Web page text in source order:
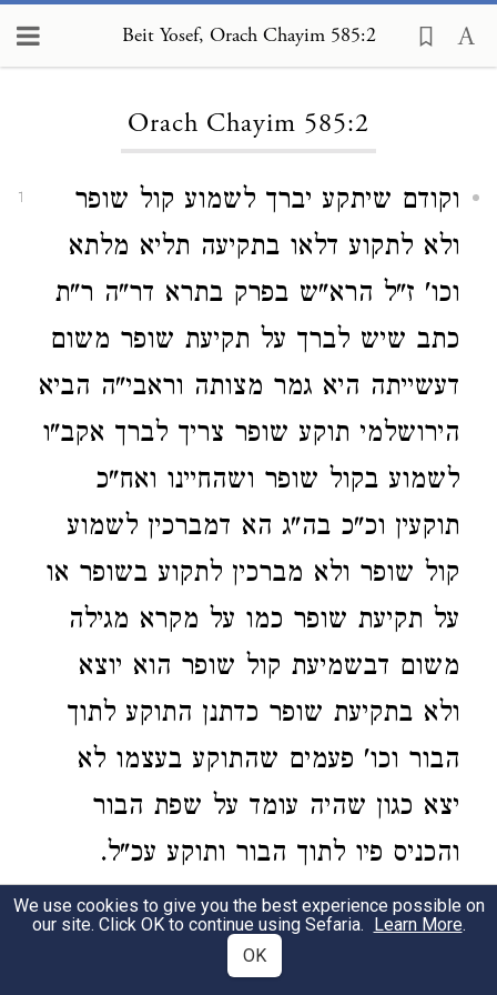
Beit Yosef, Orach Chayim 585:2
Orach Chayim 585:2
1
וקודם שיתקע יברך לשמוע קול שופר
ולא לתקוע דלאו בתקיעה תליא מלתא
וכו' ז"ל הרא"ש בפרק בתרא דר"ה ר"ת
כתב שיש לברך על תקיעת שופר משום
דעשייתה היא גמר מצותה וראבי"ה הביא
הירושלמי תוקע שופר צריך לברך אקב"ו
לשמוע בקול שופר ושהחיינו ואח"כ
תוקעין וכ"כ בה"ג הא דמברכין לשמוע
קול שופר ולא מברכין לתקוע בשופר או
על תקיעת שופר כמו על מקרא מגילה
משום דבשמיעת קול שופר הוא יוצא
ולא בתקיעת שופר כדתנן התוקע לתוך
הבור וכו' פעמים שהתוקע בעצמו לא
יצא כגון שהיה עומד על שפת הבור
והכניס פיו לתוך הבור ותוקע עכ"ל.
ורבינו נתכוון לכתוב דברי בה"ג וקיצר
במקום שאמרו להאריך והרמב"ם כתב
We use cookies to give you the best experience possible on
our site. Click OK to continue using Sefaria. Learn More.
OK